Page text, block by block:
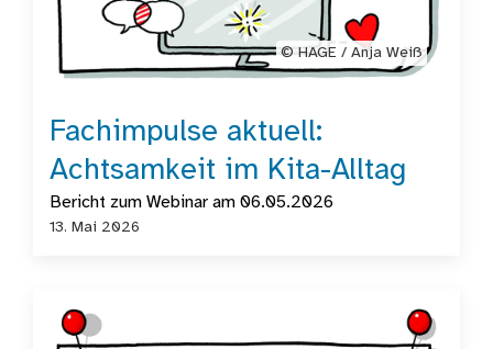
©️ HAGE / Anja Weiß
Fachimpulse aktuell:
Achtsamkeit im Kita-Alltag
Bericht zum Webinar am 06.05.2026
13. Mai 2026